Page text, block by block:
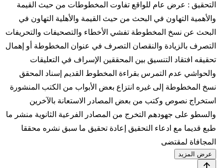
التحقيق : عرض عام للواقع تفاوت المخطوطات من حيث القيمة
والأهمية التهاون في البحث من حيث القيمة والأهلية التهاون في
البحث عن نسخ المخطوطة تفشي الأخطاء والتصحيفات والتحريفات
التصرف بالزيادة والنقصان التصرف في عنوان المخطوطة أو إهمال
تحقيقه افتقاد التنسيق بين المحققين الإسراف في التعليقات
والحواشي عدم التمرس بقراءة المخطوط القديم إسناد المحقق
نسخ المخطوطة إلى غيره انتزاع بعض الأبواب من الكتب المنشورة
استخراج نصوص وكتب من بعض المصادر الاستعانة بالآخرين
والسطو على جهودهم التخرج من المصادر الفرعية الثانوية منشر ما
طبع قديما مع ادعاء التحقيق إعادة تحقيق ما سبق نشره محققا
المجافاة لمقتضى
عرض المزيد